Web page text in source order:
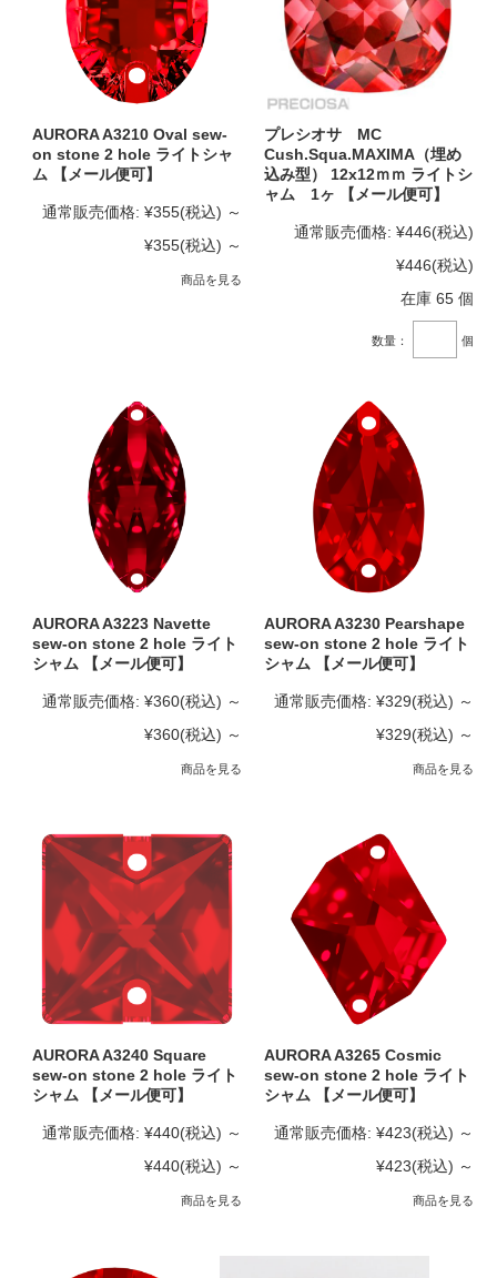
AURORA A3210 Oval sew-
on stone 2 hole ライトシャ
ム 【メール便可】
通常販売価格: ¥355(税込) ～
¥355(税込) ～
商品を見る
プレシオサ MC
Cush.Squa.MAXIMA（埋め
込み型） 12x12ｍｍ ライトシ
ャム 1ヶ 【メール便可】
通常販売価格: ¥446(税込)
¥446(税込)
在庫 65 個
数量： 個
AURORA A3223 Navette
sew-on stone 2 hole ライト
シャム 【メール便可】
通常販売価格: ¥360(税込) ～
¥360(税込) ～
商品を見る
AURORA A3230 Pearshape
sew-on stone 2 hole ライト
シャム 【メール便可】
通常販売価格: ¥329(税込) ～
¥329(税込) ～
商品を見る
AURORA A3240 Square
sew-on stone 2 hole ライト
シャム 【メール便可】
通常販売価格: ¥440(税込) ～
¥440(税込) ～
商品を見る
AURORA A3265 Cosmic
sew-on stone 2 hole ライト
シャム 【メール便可】
通常販売価格: ¥423(税込) ～
¥423(税込) ～
商品を見る